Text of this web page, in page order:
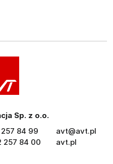
Sp. z o.o.
84 99
257 84 00
avt@avt.pl
avt.pl